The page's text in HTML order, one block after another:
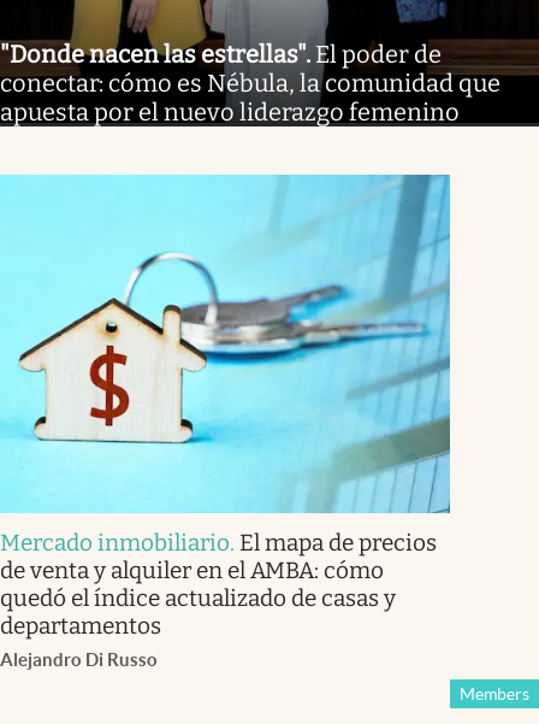
"Donde nacen las estrellas". El poder de
conectar: cómo es Nébula, la comunidad que
apuesta por el nuevo liderazgo femenino
Mercado inmobiliario. El mapa de precios
de venta y alquiler en el AMBA: cómo
quedó el índice actualizado de casas y
departamentos
Alejandro Di Russo
Members